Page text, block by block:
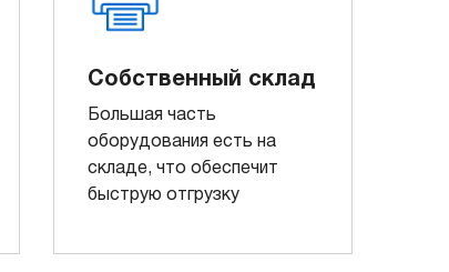
Собственный склад
Большая часть
оборудования есть на
складе, что обеспечит
быструю отгрузку